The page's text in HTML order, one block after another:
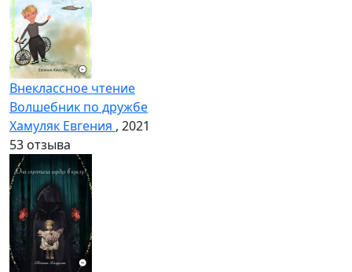
Внеклассное чтение
Волшебник по дружбе
Хамуляк Евгения , 2021
53 отзыва